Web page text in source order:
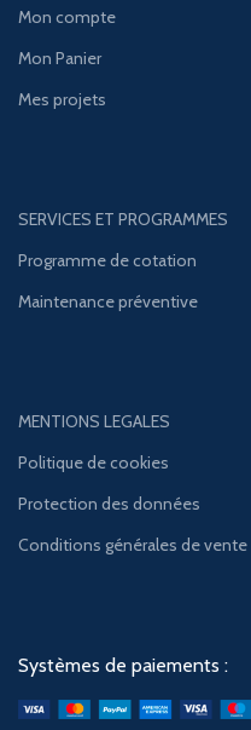
Mon compte
Mon Panier
Mes projets
SERVICES ET PROGRAMMES
Programme de cotation
Maintenance préventive
MENTIONS LEGALES
Politique de cookies
Protection des données
Conditions générales de vente
Systèmes de paiements :